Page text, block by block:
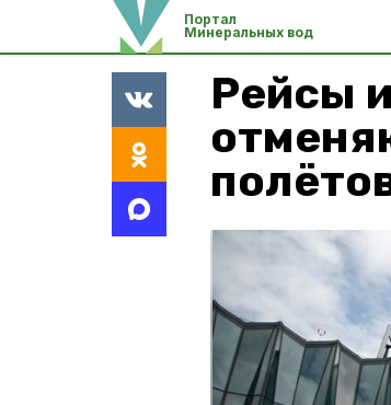
Портал
Минеральных вод
Рейсы